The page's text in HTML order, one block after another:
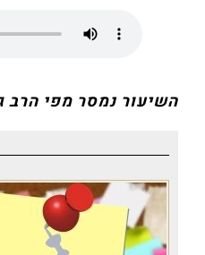
השיעור נמסר מפי הרב